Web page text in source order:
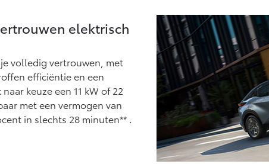
elektrisch
volledig vertrouwen, met
efficiëntie en een
keuze een 11 kW of 22
met een vermogen van
in slechts 28 minuten** .